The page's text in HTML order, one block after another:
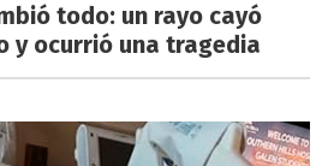
todo: un rayo cayó
y ocurrió una tragedia